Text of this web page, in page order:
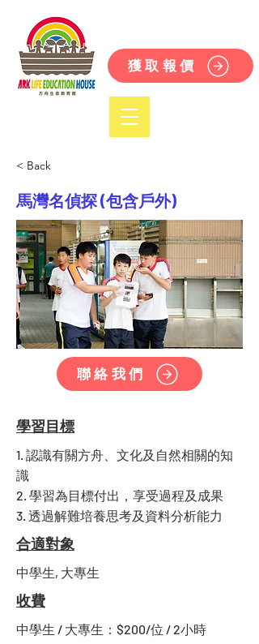
獲取報價
< Back
馬灣名偵探 (包含戶外)
聯絡我們
學習目標
1. 認識有關方舟、文化及自然相關的知
識
2. 學習為目標付出，享受過程及成果
3. 透過解難培養思考及資料分析能力
合適對象
中學生, 大專生
收費
中學生 / 大專生：$200/位 / 2小時